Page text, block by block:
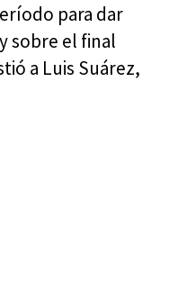
para dar
sobre el final
a Luis Suárez,